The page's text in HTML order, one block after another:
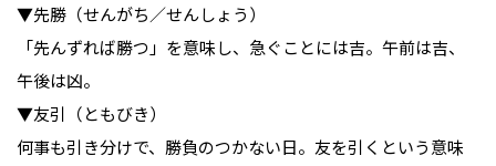
▼先勝（せんがち／せんしょう）
「先んずれば勝つ」を意味し、急ぐことには吉。午前は吉、
午後は凶。
▼友引（ともびき）
何事も引き分けで、勝負のつかない日。友を引くという意味